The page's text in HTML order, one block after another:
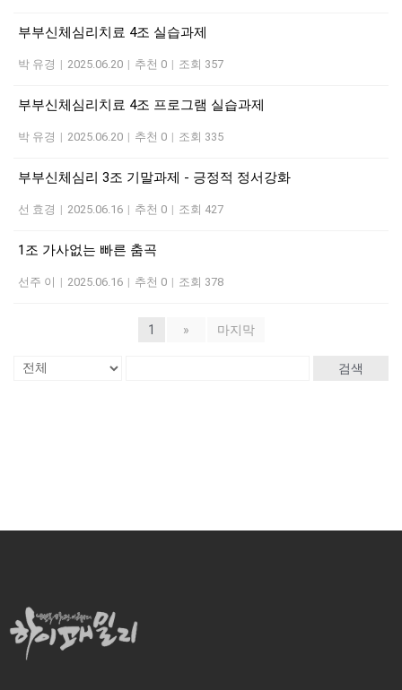
부부신체심리치료 4조 실습과제
박 유경 | 2025.06.20 | 추천 0 | 조회 357
부부신체심리치료 4조 프로그램 실습과제
박 유경 | 2025.06.20 | 추천 0 | 조회 335
부부신체심리 3조 기말과제 - 긍정적 정서강화
선 효경 | 2025.06.16 | 추천 0 | 조회 427
1조 가사없는 빠른 춤곡
선주 이 | 2025.06.16 | 추천 0 | 조회 378
1 » 마지막
검색